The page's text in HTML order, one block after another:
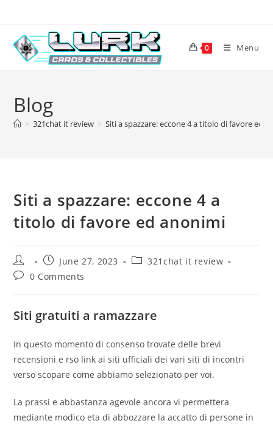
content
0 Menu
Blog
> 321chat it review > Siti a spazzare: eccone 4 a titolo di favore ed
Siti a spazzare: eccone 4 a
titolo di favore ed anonimi
Post
author:
Post
published:
June 27, 2023
Post321chat it review
Post0 Comments
Siti gratuiti a ramazzare
In questo momento di consenso trovate delle brevi
recensioni e rso link ai siti ufficiali dei vari siti di incontri
verso scopare come abbiamo selezionato per voi.
La prassi e abbastanza agevole ancora vi permettera
mediante modico eta di abbozzare la accatto di persone in